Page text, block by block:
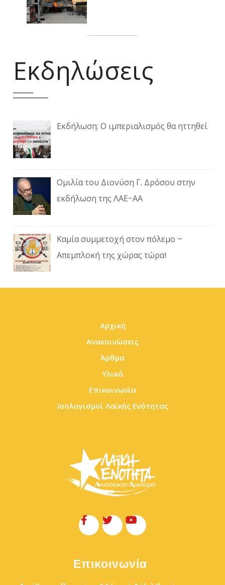
Εκδηλώσεις
Εκδήλωση: Ο ιμπεριαλισμός θα ηττηθεί
Ομιλία του Διονύση Γ. Δρόσου στην
εκδήλωση της ΛΑΕ-ΑΑ
Καμία συμμετοχή στον πόλεμο –
Απεμπλοκή της χώρας τώρα!
Αρχική
Ανακοινώσεις
Άρθρα
Υλικά
Επικοινωνία
Ισολογισμοί Λαϊκής Ενότητας
Επικοινωνία